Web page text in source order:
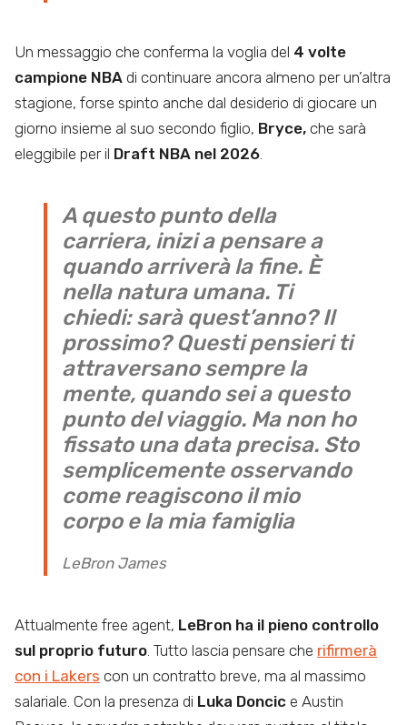
Un messaggio che conferma la voglia del 4 volte
campione NBA di continuare ancora almeno per un’altra
stagione, forse spinto anche dal desiderio di giocare un
giorno insieme al suo secondo figlio, Bryce, che sarà
eleggibile per il Draft NBA nel 2026
A questo punto della
carriera, inizi a pensare a
quando arriverà la fine. È
nella natura umana. Ti
chiedi: sarà quest’anno? Il
prossimo? Questi pensieri ti
attraversano sempre la
mente, quando sei a questo
punto del viaggio. Ma non ho
fissato una data precisa. Sto
semplicemente osservando
come reagiscono il mio
corpo e la mia famiglia
LeBron James
Attualmente free agent, LeBron ha il pieno controllo
sul proprio futuro . Tutto lascia pensare che rifirmerà
con i Lakers con un contratto breve, ma al massimo
salariale. Con la presenza di Luka Doncic e Austin